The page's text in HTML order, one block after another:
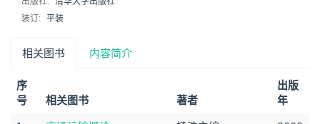
装订: 平装
相关图书 内容简介
序
号
相关图书 著者
出版
年